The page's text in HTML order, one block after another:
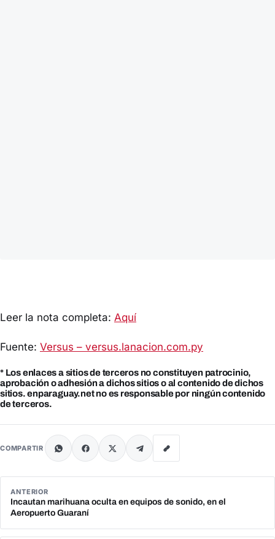
Leer la nota completa: Aquí
Fuente: Versus – versus.lanacion.com.py
* Los enlaces a sitios de terceros no constituyen patrocinio,
aprobación o adhesión a dichos sitios o al contenido de dichos
sitios. enparaguay.net no es responsable por ningún contenido
de terceros.
COMPARTIR
ANTERIOR
Incautan marihuana oculta en equipos de sonido, en el
Aeropuerto Guaraní